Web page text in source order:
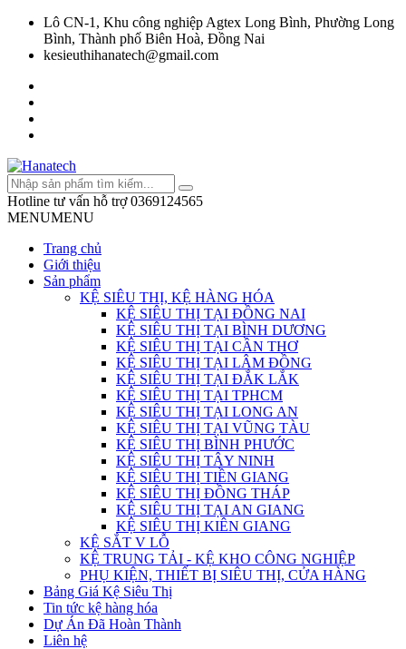
Lô CN-1, Khu công nghiệp Agtex Long Bình, Phường Long
Bình, Thành phố Biên Hoà, Đồng Nai
kesieuthihanatech@gmail.com
Hotline tư vấn hỗ trợ 0369124565
MENUMENU
Trang chủ
Giới thiệu
Sản phẩm
KỆ SIÊU THỊ, KỆ HÀNG HÓA
KỆ SIÊU THỊ TẠI ĐỒNG NAI
KỆ SIÊU THỊ TẠI BÌNH DƯƠNG
KỆ SIÊU THỊ TẠI CẦN THƠ
KỆ SIÊU THỊ TẠI LÂM ĐỒNG
KỆ SIÊU THỊ TẠI ĐẮK LẮK
KỆ SIÊU THỊ TẠI TPHCM
KỆ SIÊU THỊ TẠI LONG AN
KỆ SIÊU THỊ TẠI VŨNG TÀU
KỆ SIÊU THỊ BÌNH PHƯỚC
KỆ SIÊU THỊ TÂY NINH
KỆ SIÊU THỊ TIỀN GIANG
KỆ SIÊU THỊ ĐỒNG THÁP
KỆ SIÊU THỊ TẠI AN GIANG
KỆ SIÊU THỊ KIÊN GIANG
KỆ SẮT V LỖ
KỆ TRUNG TẢI - KỆ KHO CÔNG NGHIỆP
PHỤ KIỆN, THIẾT BỊ SIÊU THỊ, CỬA HÀNG
Bảng Giá Kệ Siêu Thị
Tin tức kệ hàng hóa
Dự Án Đã Hoàn Thành
Liên hệ